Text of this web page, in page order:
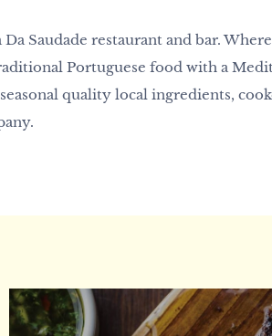
Saudade restaurant and bar.
Portuguese food with a
quality local ingredients,